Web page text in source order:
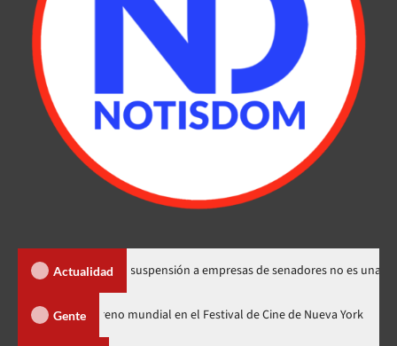
Actualidad
Santos dice suspensión a empresas de senadores no es una sanción
Gente
Minus Zero» tendrá su estreno mundial en el Festival de Cine de